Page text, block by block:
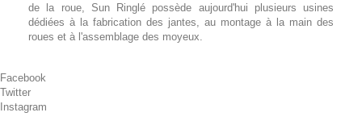
de la roue, Sun Ringlé possède aujourd'hui plusieurs usines
dédiées à la fabrication des jantes, au montage à la main des
roues et à l'assemblage des moyeux.
Facebook
Twitter
Instagram